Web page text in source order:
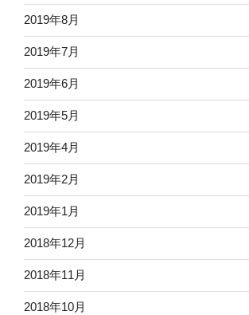
2019年8月
2019年7月
2019年6月
2019年5月
2019年4月
2019年2月
2019年1月
2018年12月
2018年11月
2018年10月